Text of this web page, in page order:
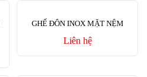
GHẾ ĐÔN INOX MẶT NỆM
Liên hệ